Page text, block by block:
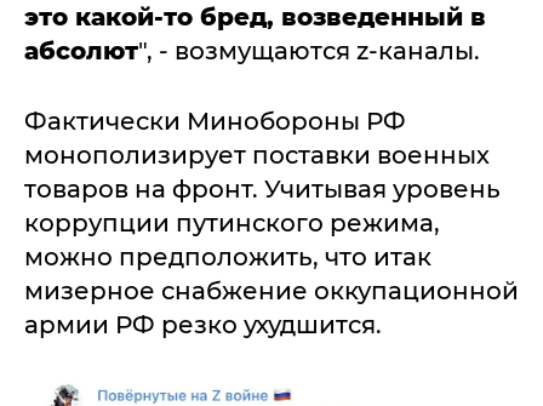
это какой-то бред, возведенный в
абсолют", - возмущаются z-каналы.
Фактически Минобороны РФ
монополизирует поставки военных
товаров на фронт. Учитывая уровень
коррупции путинского режима,
можно предположить, что итак
мизерное снабжение оккупационной
армии РФ резко ухудшится.